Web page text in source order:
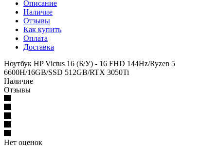
Описание
Наличие
Отзывы
Как купить
Оплата
Доставка
Ноутбук HP Victus 16 (Б/У) - 16 FHD 144Hz/Ryzen 5
6600H/16GB/SSD 512GB/RTX 3050Ti
Наличие
Отзывы
Нет оценок